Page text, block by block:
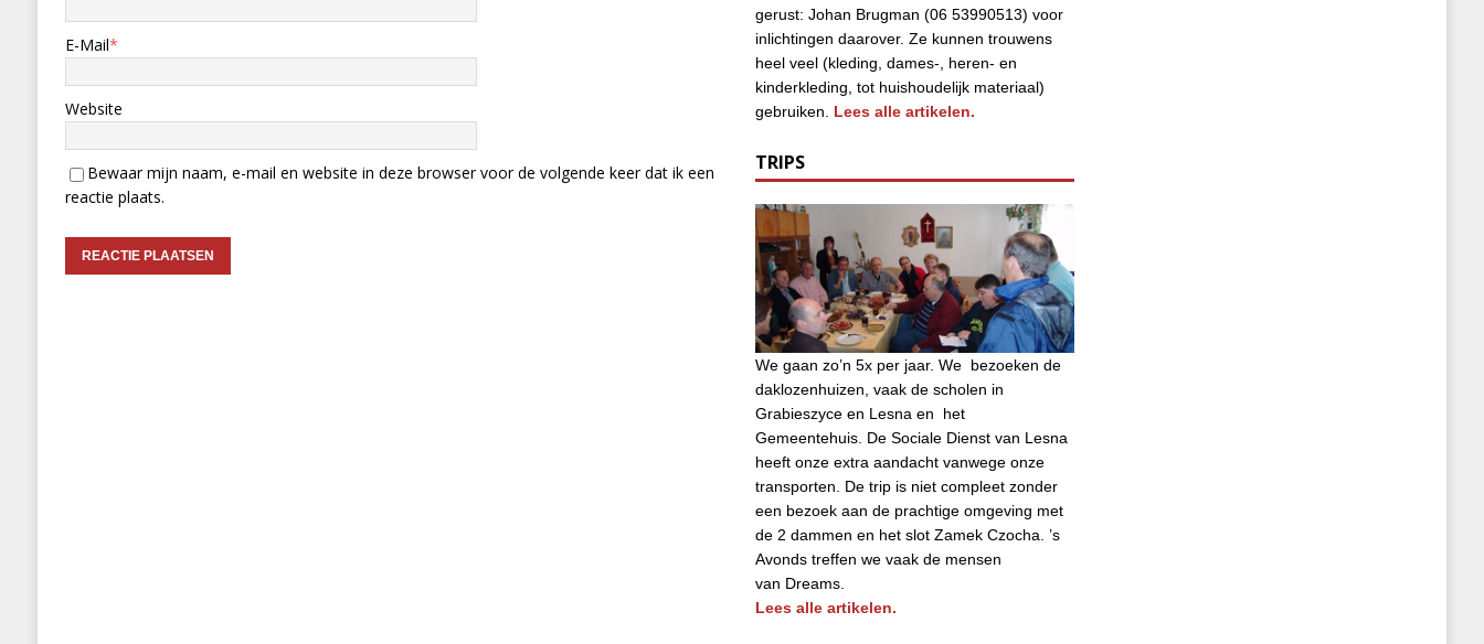
E-Mail*
Website
Bewaar mijn naam, e-mail en website in deze browser voor de volgende keer dat ik een
reactie plaats.
gerust: Johan Brugman (06 53990513) voor
inlichtingen daarover. Ze kunnen trouwens
heel veel (kleding, dames-, heren- en
kinderkleding, tot huishoudelijk materiaal)
gebruiken. Lees alle artikelen.
TRIPS
We gaan zo’n 5x per jaar. We bezoeken de
daklozenhuizen, vaak de scholen in
Grabieszyce en Lesna en het
Gemeentehuis. De Sociale Dienst van Lesna
heeft onze extra aandacht vanwege onze
transporten. De trip is niet compleet zonder
een bezoek aan de prachtige omgeving met
de 2 dammen en het slot Zamek Czocha. ’s
Avonds treffen we vaak de mensen
van Dreams.
Lees alle artikelen.